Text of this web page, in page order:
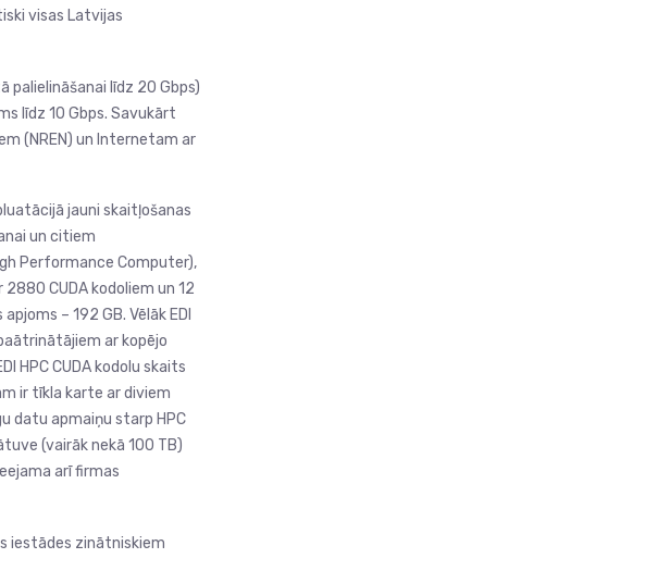
visas Latvijas
palielināšanai līdz 20 Gbps)
līdz 10 Gbps. Savukārt
(NREN) un Internetam ar
jauni skaitļošanas
un citiem
Performance Computer),
CUDA kodoliem un 12
– 192 GB. Vēlāk EDI
ar kopējo
HPC CUDA kodolu skaits
ir tīkla karte ar diviem
datu apmaiņu starp HPC
(vairāk nekā 100 TB)
arī firmas
iestādes zinātniskiem